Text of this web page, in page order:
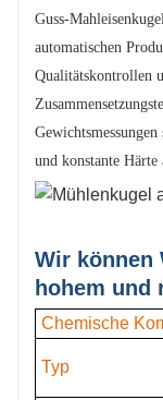
Guss-
automatischen
Qualitätskontrollen
und konstante Härte
Wir können
hohem und
Chemische
Typ